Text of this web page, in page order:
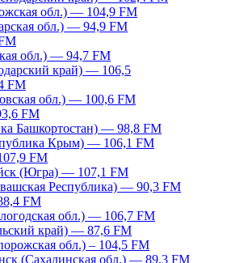
обл.) — 104,9 FM
обл.) — 94,9 FM
обл.) — 94,7 FM
край) — 106,5
FM
обл.) — 100,6 FM
FM
Башкортостан) — 98,8 FM
Крым) — 106,1 FM
FM
(Югра) — 107,1 FM
Республика) — 90,3 FM
FM
обл.) — 106,7 FM
край) — 87,6 FM
обл.) – 104,5 FM
(Сахалинская обл.) — 89,3 FM